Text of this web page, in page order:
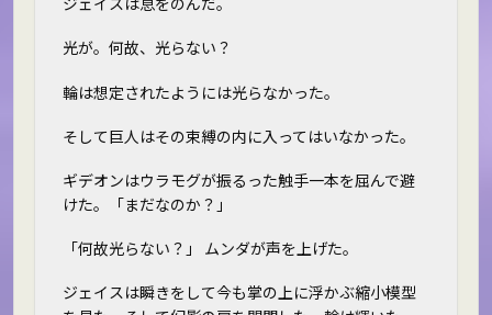
光が。何故、光らない？
輪は想定されたようには光らなかった。
そして巨人はその束縛の内に入ってはいなかった。
ギデオンはウラモグが振るった触手一本を屈んで避
けた。「まだなのか？」
「何故光らない？」 ムンダが声を上げた。
ジェイスは瞬きをして今も掌の上に浮かぶ縮小模型